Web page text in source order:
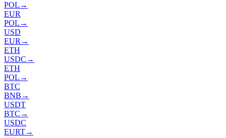
POL →
EUR
POL →
USD
EUR →
ETH
USDC →
ETH
POL →
BTC
BNB →
USDT
BTC →
USDC
EURT→